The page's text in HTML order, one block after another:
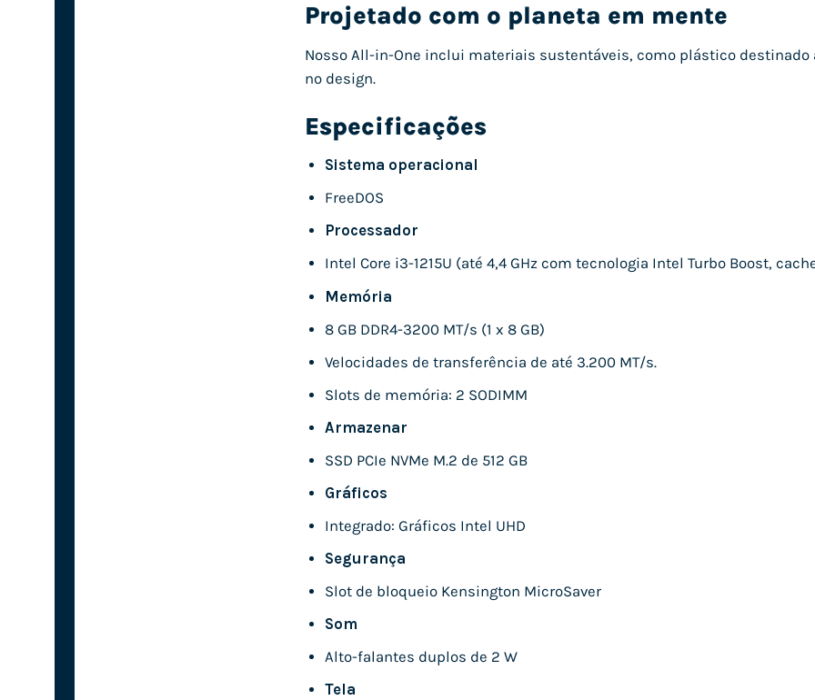
Projetado com o planeta em mente
Nosso All-in-One inclui materiais sustentáveis, como plástico
no design.
Especificações
Sistema operacional
FreeDOS
Processador
Intel Core i3-1215U (até 4,4 GHz com tecnologia Intel Turbo Boost,
Memória
8 GB DDR4-3200 MT/s (1 x 8 GB)
Velocidades de transferência de até 3.200 MT/s.
Slots de memória: 2 SODIMM
Armazenar
SSD PCIe NVMe M.2 de 512 GB
Gráficos
Integrado: Gráficos Intel UHD
Segurança
Slot de bloqueio Kensington MicroSaver
Som
Alto-falantes duplos de 2 W
Tela